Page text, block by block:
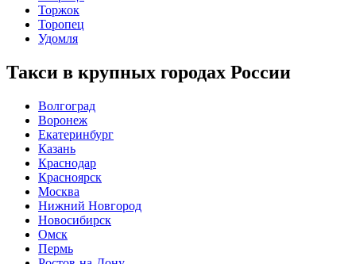
Торжок
Торопец
Удомля
Такси в крупных городах России
Волгоград
Воронеж
Екатеринбург
Казань
Краснодар
Красноярск
Москва
Нижний Новгород
Новосибирск
Омск
Пермь